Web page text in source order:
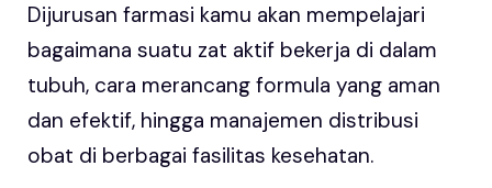
Dijurusan farmasi kamu akan mempelajari
bagaimana suatu zat aktif bekerja di dalam
tubuh, cara merancang formula yang aman
dan efektif, hingga manajemen distribusi
obat di berbagai fasilitas kesehatan.